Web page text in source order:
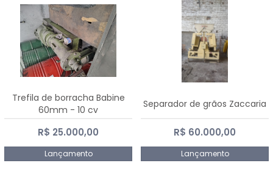
Trefila de borracha Babine
60mm - 10 cv
R$ 25.000,00
Lançamento
Separador de grãos Zaccaria
R$ 60.000,00
Lançamento